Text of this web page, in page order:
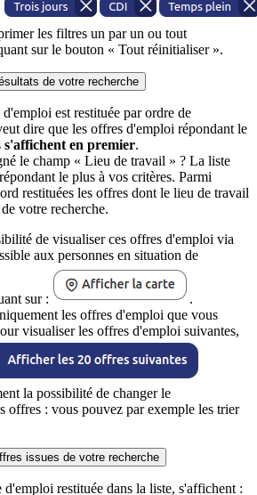
les filtres un par un ou tout
sur le bouton « Tout réinitialiser ».
de votre recherche
est restituée par ordre de
dire que les offres d'emploi répondant le
s'affichent en premier.
le champ « Lieu de travail » ? La liste
le plus à vos critères. Parmi
restituées les offres dont le lieu de travail
votre recherche.
de visualiser ces offres d'emploi via
aux personnes en situation de
sur :
.
les offres d'emploi que vous
visualiser les offres d'emploi suivantes,
la possibilité de changer le
offres : vous pouvez par exemple les trier
issues de votre recherche
restituée dans la liste, s'affichent :